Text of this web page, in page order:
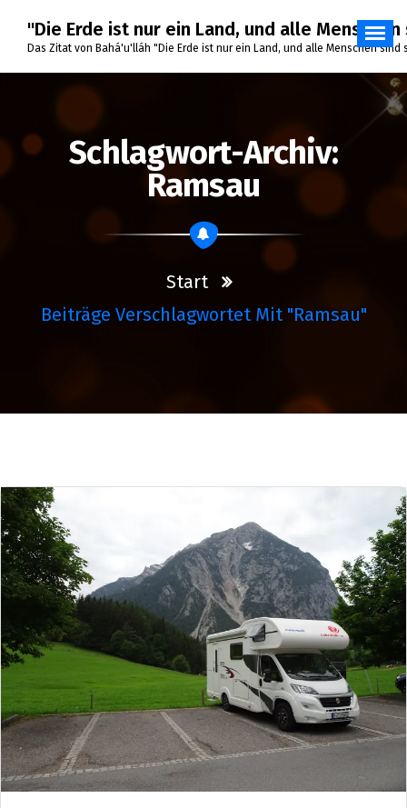
Inhalt
springen
"Die Erde ist nur ein Land, und alle
Das Zitat von Bahá'u'lláh "Die Erde ist nur ein Land, und alle Menschen
Schlagwort-Archiv:
Ramsau
Start
Beiträge Verschlagwortet Mit "Ramsau"